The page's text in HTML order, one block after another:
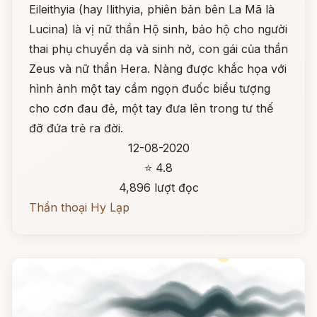
Eileithyia (hay Ilithyia, phiên bản bên La Mã là
Lucina) là vị nữ thần Hộ sinh, bảo hộ cho người
thai phụ chuyển dạ và sinh nở, con gái của thần
Zeus và nữ thần Hera. Nàng được khắc họa với
hình ảnh một tay cầm ngọn đuốc biểu tượng
cho cơn đau đẻ, một tay đưa lên trong tư thế
đỡ đứa trẻ ra đời.
12-08-2020
⭐ 4.8
4,896 lượt đọc
Thần thoại Hy Lạp